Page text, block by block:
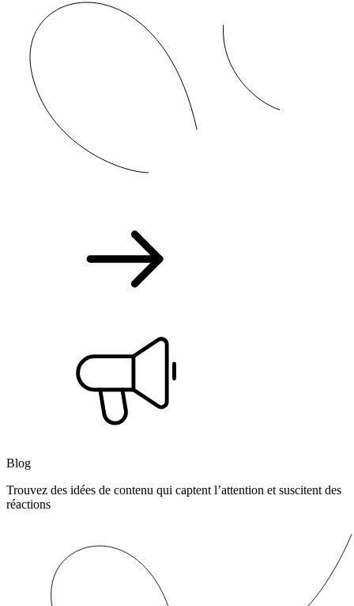
Blog
Trouvez des idées de contenu qui captent l’attention et suscitent des
réactions